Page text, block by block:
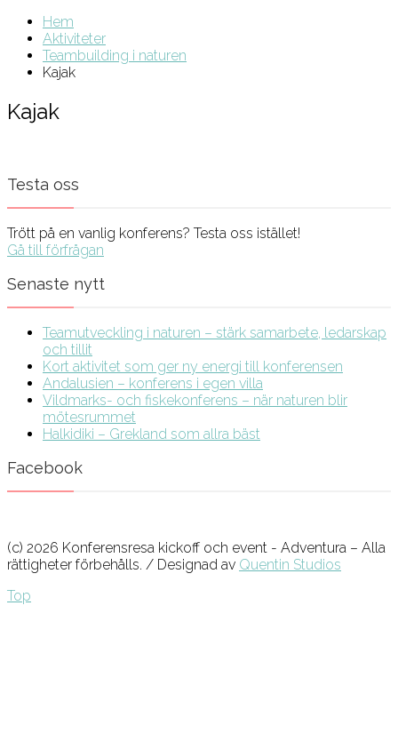
Hem
Aktiviteter
Teambuilding i naturen
Kajak
Kajak
Testa oss
Trött på en vanlig konferens? Testa oss istället!
Gå till förfrågan
Senaste nytt
Teamutveckling i naturen – stärk samarbete, ledarskap
och tillit
Kort aktivitet som ger ny energi till konferensen
Andalusien – konferens i egen villa
Vildmarks- och fiskekonferens – när naturen blir
mötesrummet
Halkidiki – Grekland som allra bäst
Facebook
(c) 2026 Konferensresa kickoff och event - Adventura – Alla
rättigheter förbehålls. / Designad av Quentin Studios
Top